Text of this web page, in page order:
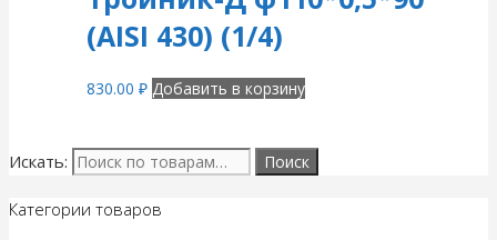
(AISI 430) (1/4)
830.00 ₽ Добавить в корзину
Искать:
Категории товаров